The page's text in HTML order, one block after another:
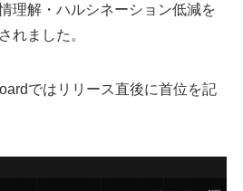
理解・ハルシネーション低減を
れました。
ではリリース直後に首位を記